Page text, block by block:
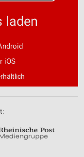
laden
iOS